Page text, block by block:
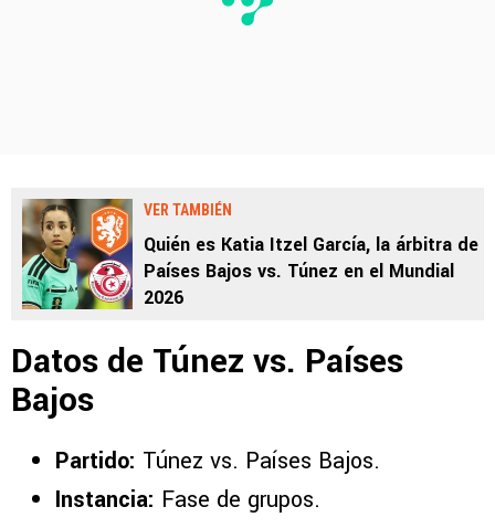
VER TAMBIÉN
Quién es Katia Itzel García, la árbitra de
Países Bajos vs. Túnez en el Mundial
2026
Datos de Túnez vs. Países
Bajos
Partido: Túnez vs. Países Bajos.
Instancia: Fase de grupos.